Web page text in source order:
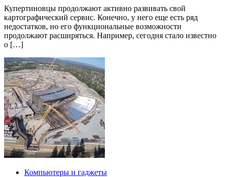
Купертиновцы продолжают активно развивать свой
картографический сервис. Конечно, у него еще есть ряд
недостатков, но его функциональные возможности
продолжают расширяться. Например, сегодня стало известно
о […]
Компьютеры и гаджеты